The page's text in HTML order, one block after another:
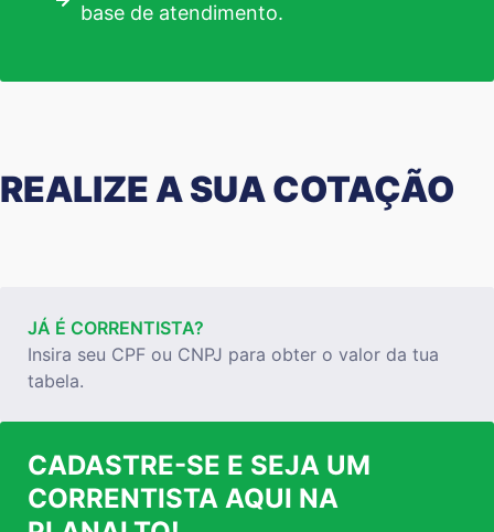
base de atendimento.
REALIZE A SUA COTAÇÃO
JÁ É CORRENTISTA?
Insira seu CPF ou CNPJ para obter o valor da tua
tabela.
CADASTRE-SE E SEJA UM
CORRENTISTA AQUI NA